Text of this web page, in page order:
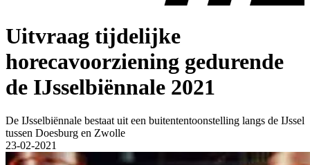
Uitvraag tijdelijke
horecavoorziening gedurende
de IJsselbiënnale 2021
De IJsselbiënnale bestaat uit een buitententoonstelling langs de IJssel
tussen Doesburg en Zwolle
23-02-2021